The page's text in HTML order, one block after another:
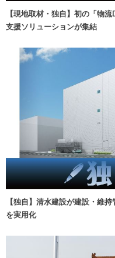
【現地取材・独自】初の「物
支援ソリューションが集結
【独自】清水建設が建設・維
を実用化